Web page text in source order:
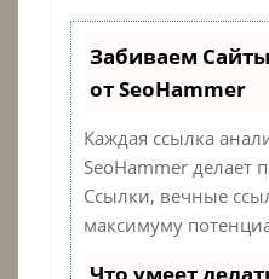
Забиваем
от SeoHammer
Каждая ссылка
SeoHammer
Ссылки, вечные
максимуму